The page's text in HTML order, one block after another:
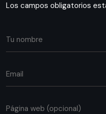
Los campos obligatorios